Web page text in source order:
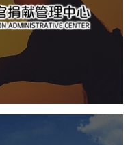
网站建设